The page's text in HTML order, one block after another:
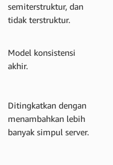
semiterstruktur, dan
tidak terstruktur.
Model konsistensi
akhir.
Ditingkatkan dengan
menambahkan lebih
banyak simpul server.